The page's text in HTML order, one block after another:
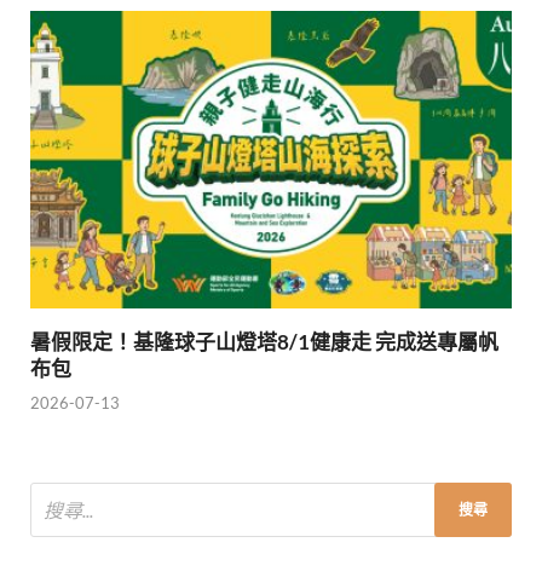
暑假限定！基隆球子山燈塔8/1健康走 完成送專屬帆
布包
2026-07-13